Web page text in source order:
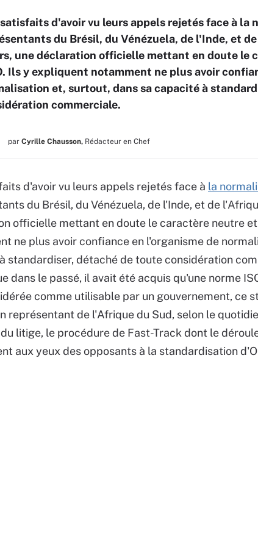
d'avoir vu leurs appels rejetés face à la
du Brésil, du Vénézuela, de l'Inde, et
une déclaration officielle mettant en doute le
Ils y expliquent notamment ne plus avoir
et, surtout, dans sa capacité à
commerciale.
par Cyrille Chausson, Rédacteur en Chef
d'avoir vu leurs appels rejetés face à la
du Brésil, du Vénézuela, de l'Inde, et de
officielle mettant en doute le caractère neutre
ne plus avoir confiance en l'organisme de
standardiser, détaché de toute considération
dans le passé, il avait été acquis qu'une norme
comme utilisable par un gouvernement, ce
représentant de l'Afrique du Sud, selon le
litige, le procédure de Fast-Track dont le
aux yeux des opposants à la standardisation